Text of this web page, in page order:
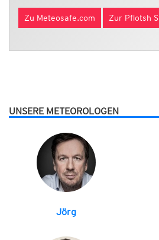
Zu Meteosafe.com Zur Pflotsh
UNSERE METEOROLOGEN
Jörg